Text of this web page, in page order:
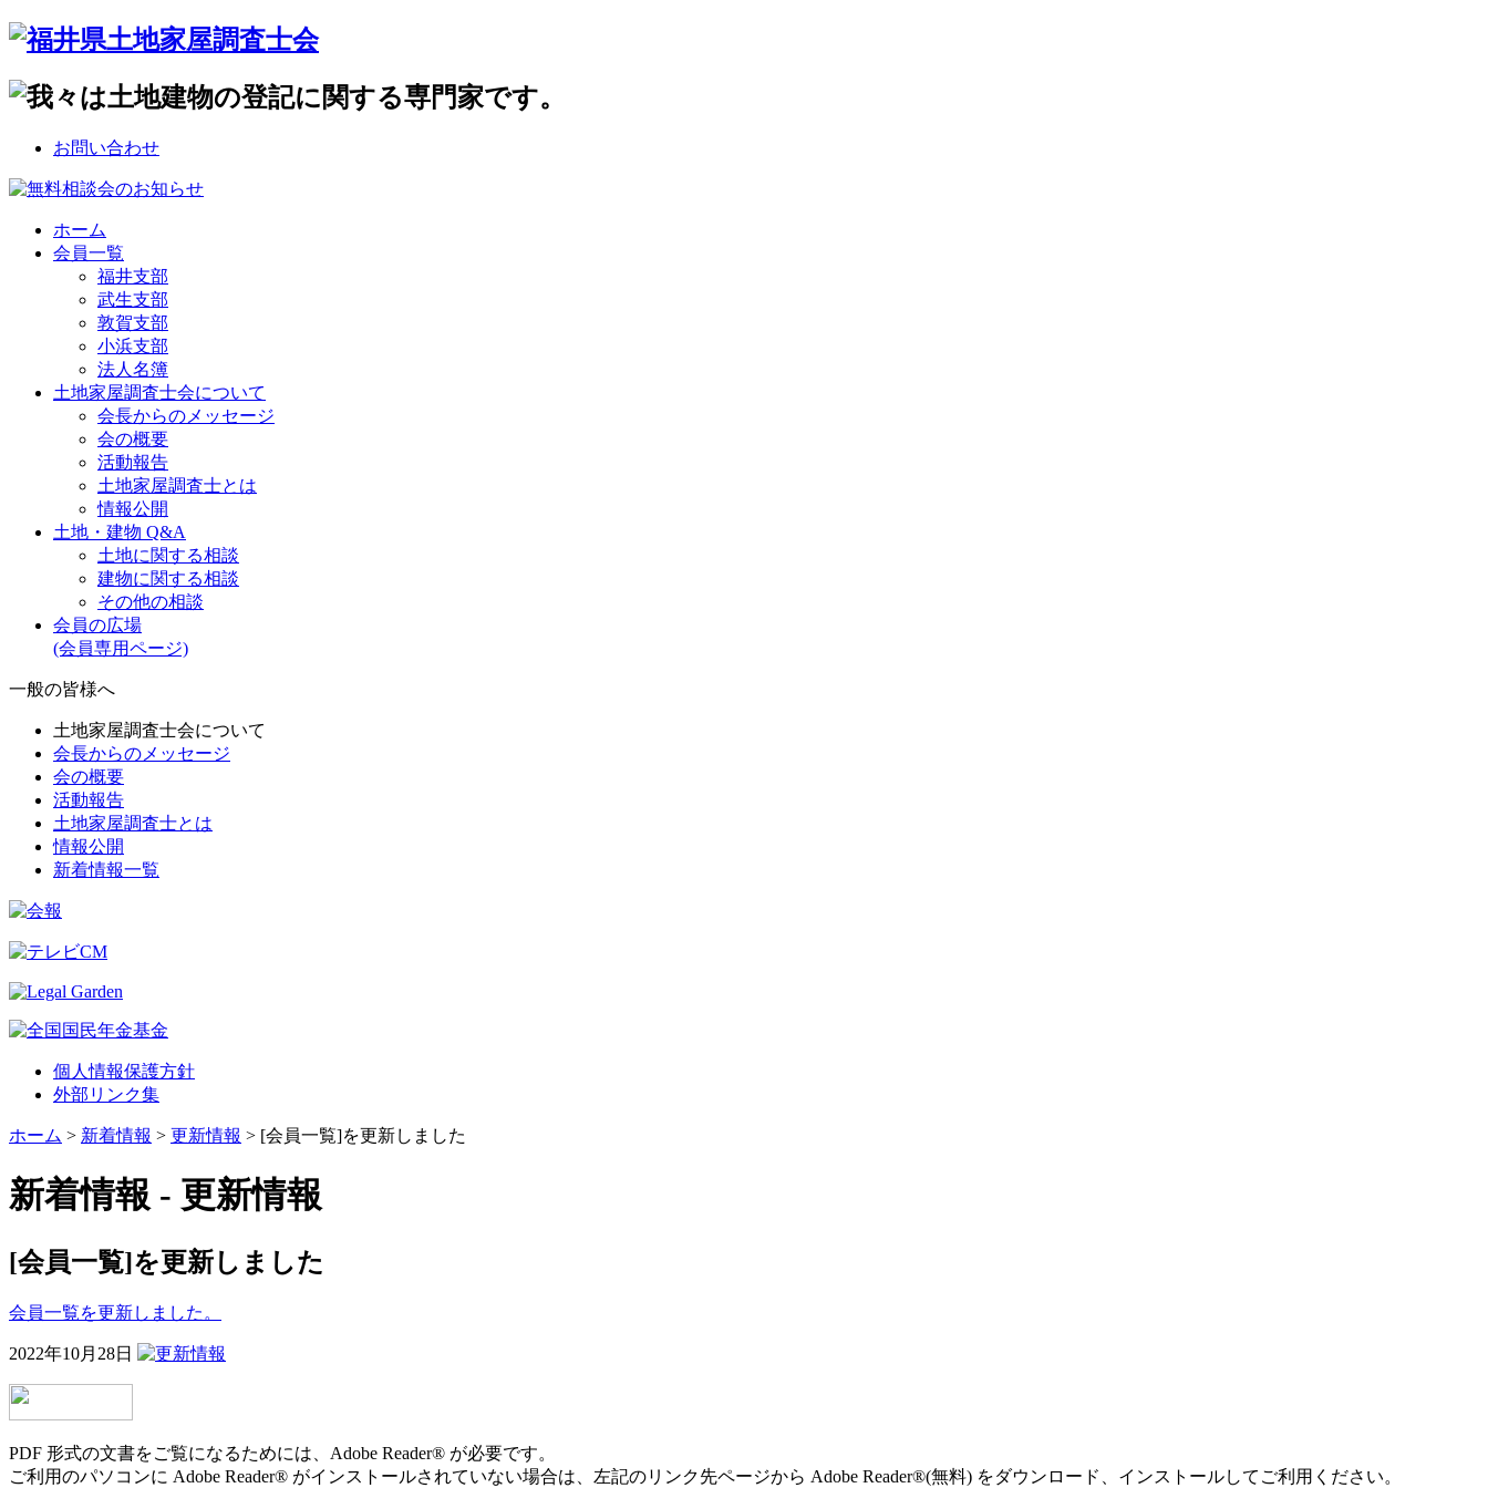
お問い合わせ
ホーム
会員一覧
福井支部
武生支部
敦賀支部
小浜支部
法人名簿
土地家屋調査士会について
会長からのメッセージ
会の概要
活動報告
土地家屋調査士とは
情報公開
土地・建物 Q&A
土地に関する相談
建物に関する相談
その他の相談
会員の広場
(会員専用ページ)
一般の皆様へ
土地家屋調査士会について
会長からのメッセージ
会の概要
活動報告
土地家屋調査士とは
情報公開
新着情報一覧
個人情報保護方針
外部リンク集
ホーム > 新着情報 > 更新情報 > [会員一覧]を更新しました
新着情報 - 更新情報
[会員一覧]を更新しました
会員一覧を更新しました。
2022年10月28日
PDF 形式の文書をご覧になるためには、Adobe Reader® が必要です。
ご利用のパソコンに Adobe Reader® がインストールされていない場合は、左記のリンク先ページから Adobe Reader®(無料) をダウンロード、インストールしてご利用ください。